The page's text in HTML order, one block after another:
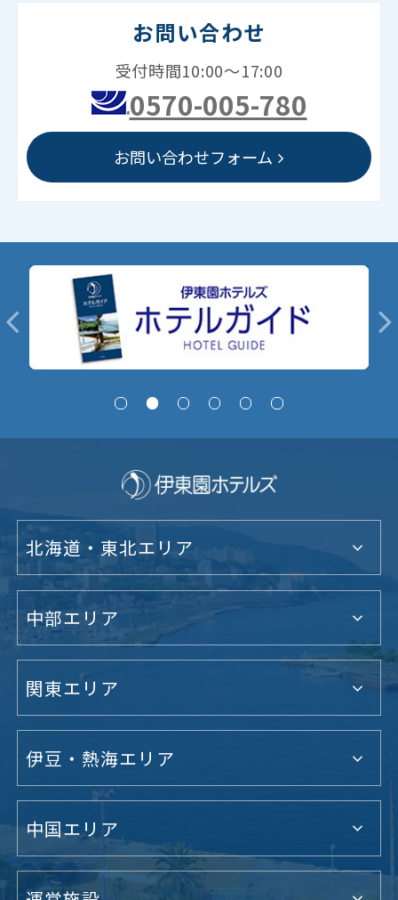
お問い合わせ
受付時間10:00～17:00
0570-005-780
お問い合わせフォーム
北海道・東北エリア
中部エリア
関東エリア
伊豆・熱海エリア
中国エリア